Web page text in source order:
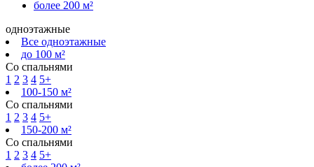
более 200 м²
одноэтажные
Все одноэтажные
до 100 м²
Со спальнями
1 2 3 4 5+
100-150 м²
Со спальнями
1 2 3 4 5+
150-200 м²
Со спальнями
1 2 3 4 5+